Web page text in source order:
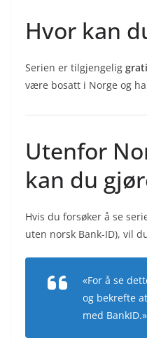
Hvor kan
Serien er tilgjengelig
være bosatt i Norge og
Utenfor
kan du
Hvis du forsøker å se
uten norsk Bank-ID), vil
«For å se
og bekrefte
med BankID.»